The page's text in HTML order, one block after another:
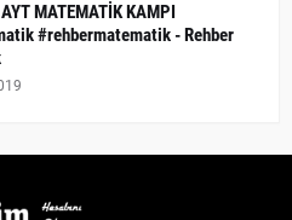
MATEMATİK KAMPI
#rehbermatematik - Rehber